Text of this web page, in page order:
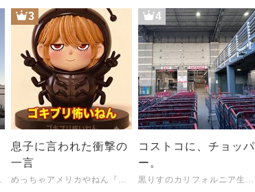
3
息子に言われた衝撃の
一言
4
コストコに、チョッパ
ー。